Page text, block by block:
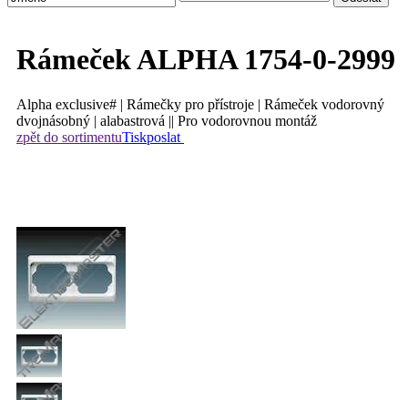
Rámeček ALPHA 1754-0-2999
Alpha exclusive# | Rámečky pro přístroje | Rámeček vodorovný
dvojnásobný | alabastrová || Pro vodorovnou montáž
zpět do sortimentuTiskposlat